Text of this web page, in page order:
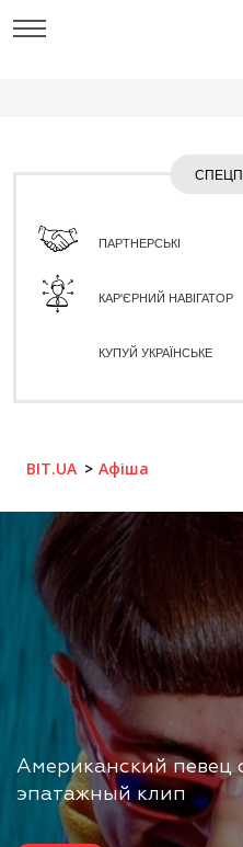
ПАРТНЕРСЬКІ
КАР'ЄРНИЙ НАВІГАТОР
КУПУЙ УКРАЇНСЬКЕ
BIT.UA Афіша
Американский певец
эпатажный клип